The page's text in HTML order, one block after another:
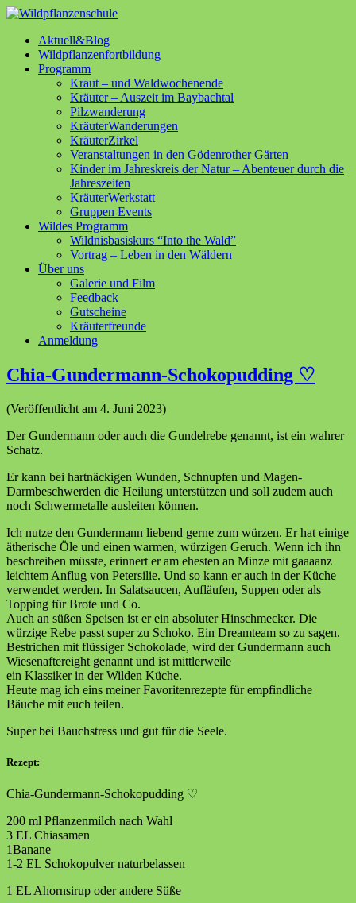
Aktuell&Blog
Wildpflanzenfortbildung
Programm
Kraut – und Waldwochenende
Kräuter – Auszeit im Baybachtal
Pilzwanderung
KräuterWanderungen
KräuterZirkel
Veranstaltungen in den Gödenrother Gärten
Kinder im Jahreskreis der Natur – Abenteuer durch die
Jahreszeiten
KräuterWerkstatt
Gruppen Events
Wildes Programm
Wildnisbasiskurs “Into the Wald”
Vortrag – Leben in den Wäldern
Über uns
Galerie und Film
Feedback
Gutscheine
Kräuterfreunde
Anmeldung
Chia-Gundermann-Schokopudding ♡
(Veröffentlicht am 4. Juni 2023)
Der Gundermann oder auch die Gundelrebe genannt, ist ein wahrer
Schatz.
Er kann bei hartnäckigen Wunden, Schnupfen und Magen-
Darmbeschwerden die Heilung unterstützen und soll zudem auch
noch Schwermetalle ausleiten können.
Ich nutze den Gundermann liebend gerne zum würzen. Er hat einige
ätherische Öle und einen warmen, würzigen Geruch. Wenn ich ihn
beschreiben müsste, erinnert er am ehesten an Minze mit gaaaanz
leichtem Anflug von Petersilie. Und so kann er auch in der Küche
verwendet werden. In Salatsaucen, Aufläufen, Suppen oder als
Topping für Brote und Co.
Auch an süßen Speisen ist er ein absoluter Hinschmecker. Die
würzige Rebe passt super zu Schoko. Ein Dreamteam so zu sagen.
Bestrichen mit flüssiger Schokolade, wird der Gundermann auch
Wiesenaftereight genannt und ist mittlerweile
ein Klassiker in der Wilden Küche.
Heute mag ich eins meiner Favoritenrezepte für empfindliche
Bäuche mit euch teilen.
Super bei Bauchstress und gut für die Seele.
Rezept:
Chia-Gundermann-Schokopudding ♡
200 ml Pflanzenmilch nach Wahl
3 EL Chiasamen
1Banane
1-2 EL Schokopulver naturbelassen
1 EL Ahornsirup oder andere Süße